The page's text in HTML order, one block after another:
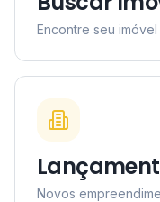
Encontre seu
Novos